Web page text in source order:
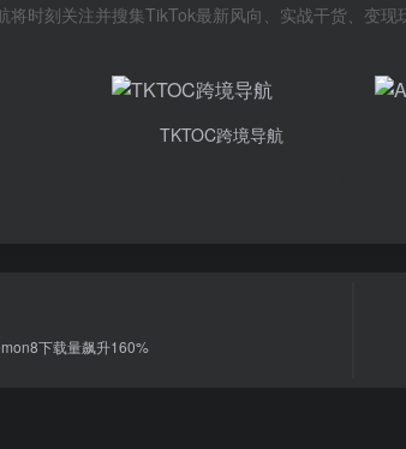
将时刻关注并搜集TikTok最新风向、实战干货、变现
TKTOC跨境导航
下载量飙升160%